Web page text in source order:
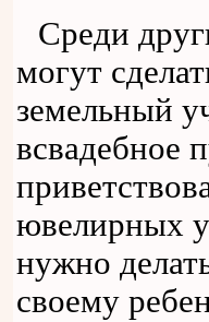
Среди
могут
земельный
всвадебное
ювелирных
нужно
своему